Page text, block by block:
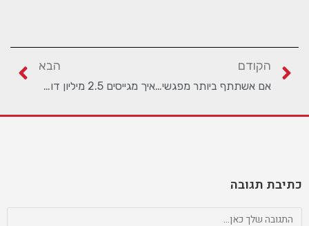
הקודם
אם אשתתף ביותר מפגשי נטוורקינג אונליין, זה יקדם את העסק שלי ?
הבא
איך מגייסים 2.5 מיליון דולר בזום
כתיבת תגובה